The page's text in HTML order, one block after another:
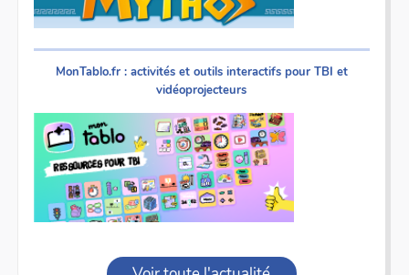
MonTablo.fr : activités et outils interactifs pour TBI et
vidéoprojecteurs